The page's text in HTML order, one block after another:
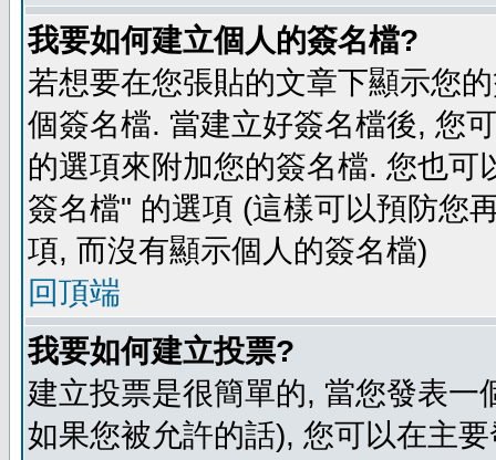
我要如何建立個人的簽名檔?
若想要在您張貼的文章下顯示您
個簽名檔. 當建立好簽名檔後, 您
的選項來附加您的簽名檔. 您也
簽名檔" 的選項 (這樣可以預防您
項, 而沒有顯示個人的簽名檔)
回頂端
我要如何建立投票?
建立投票是很簡單的, 當您發表
如果您被允許的話), 您可以在主